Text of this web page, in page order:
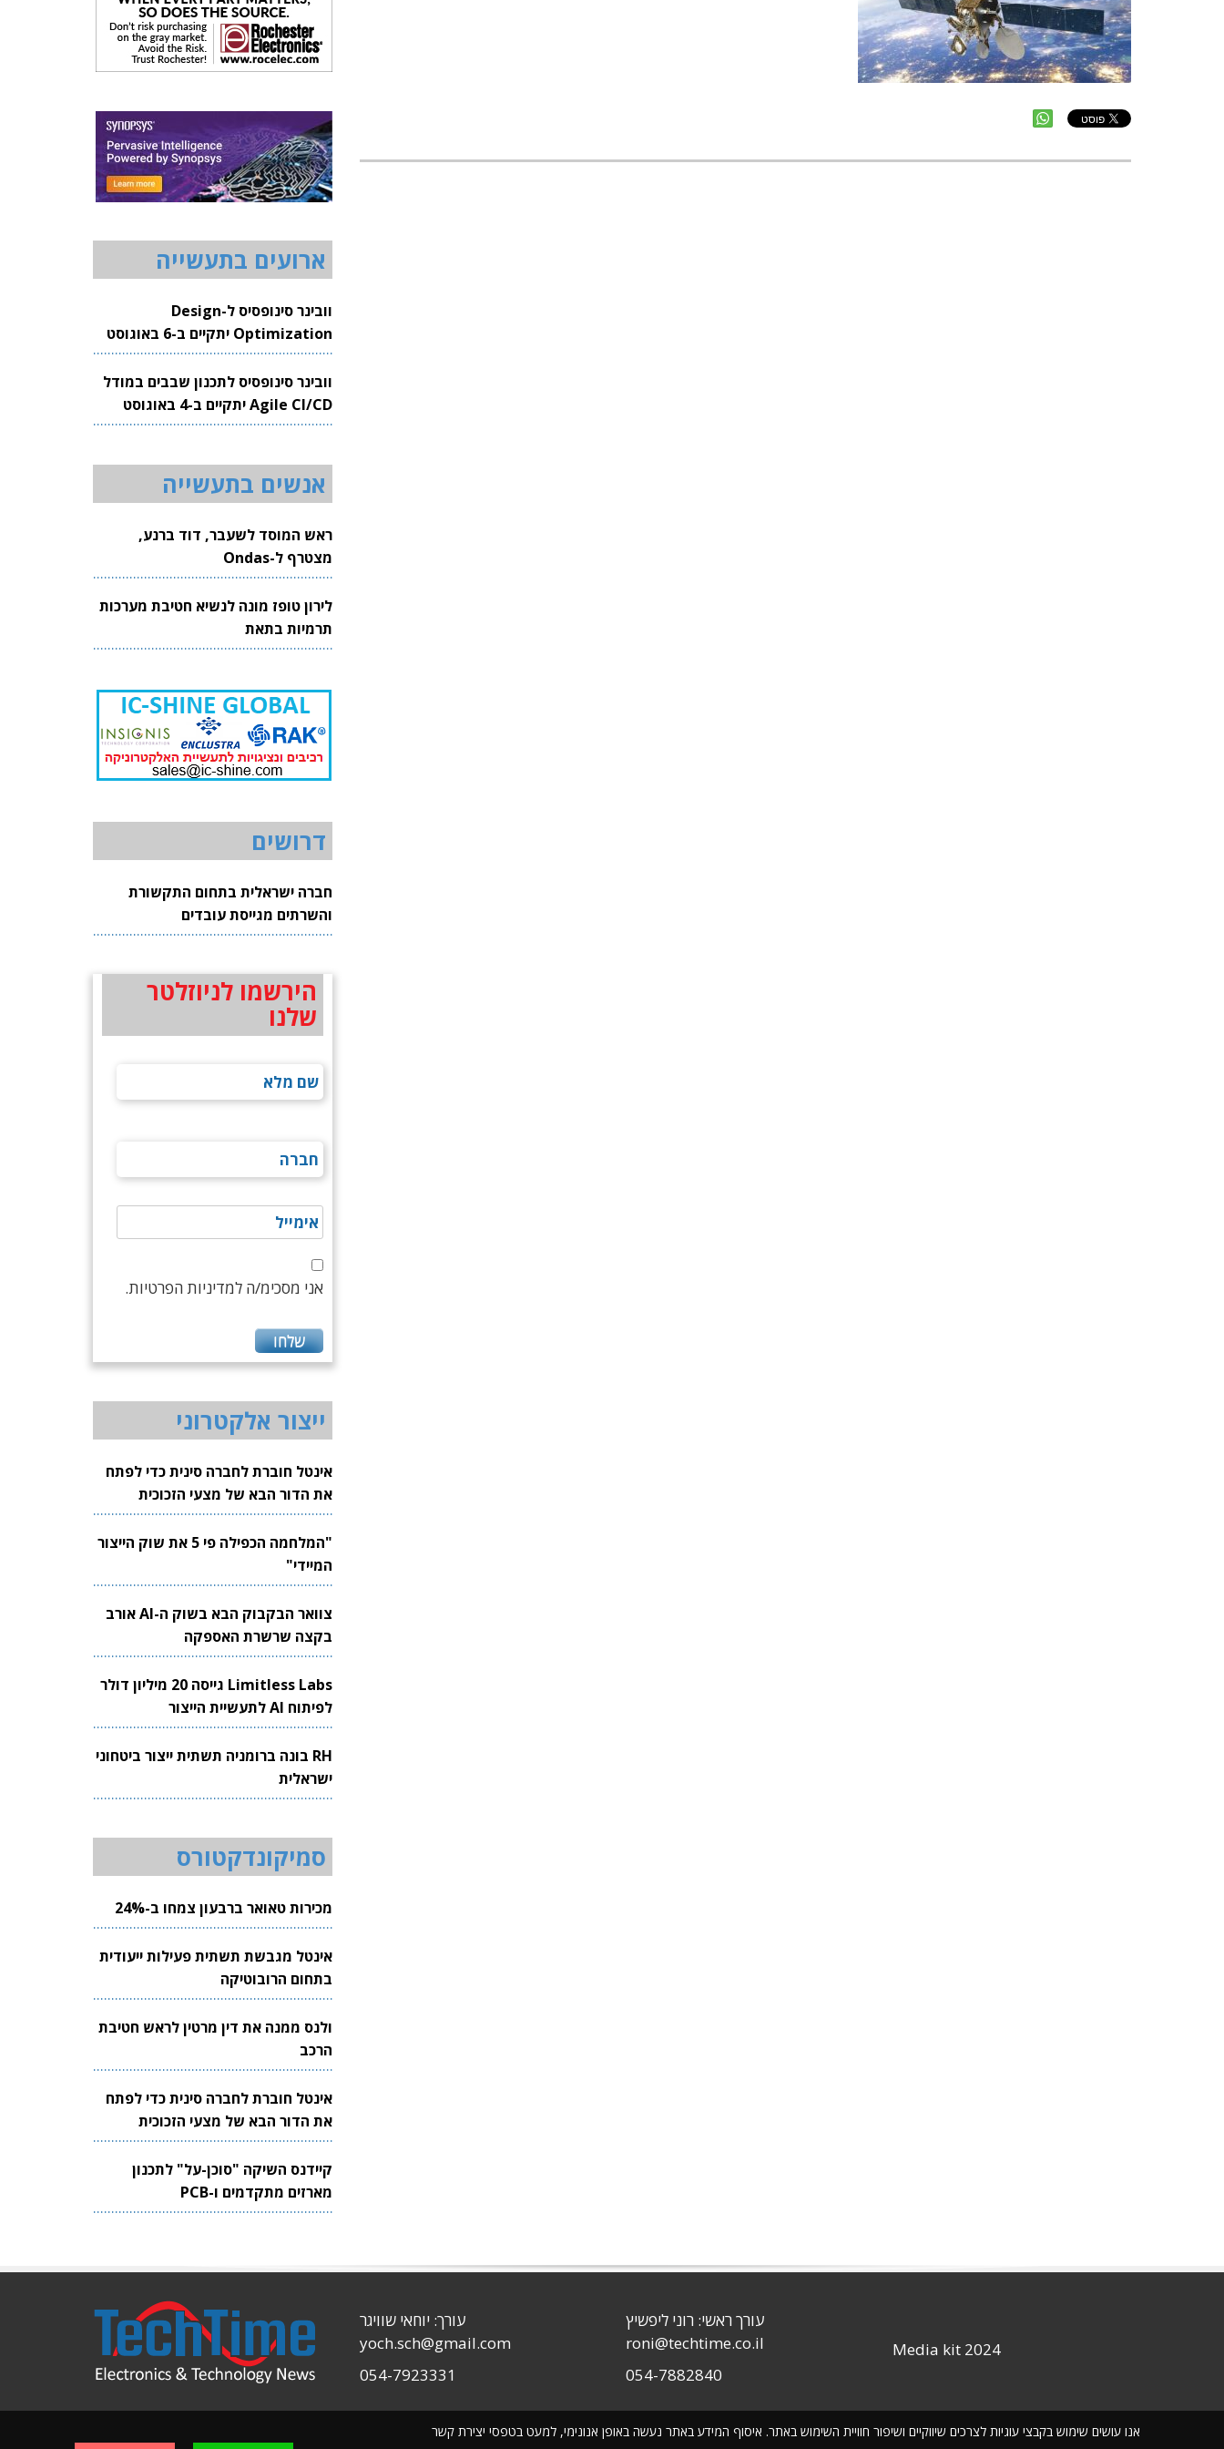
ארועים בתעשייה
וובינר סינופסיס ל-Design
Optimization יתקיים ב-6 באוגוסט
2026
וובינר סינופסיס לתכנון שבבים במודל
Agile CI/CD יתקיים ב-4 באוגוסט
2026
אנשים בתעשייה
ראש המוסד לשעבר, דוד ברנע,
מצטרף ל-Ondas
לירון טופז מונה לנשיא חטיבת מערכות
תרמיות בתאת
דרושים
חברה ישראלית בתחום התקשורת
והשרתים מגייסת עובדים
הירשמו לניוזלטר
שלנו
אני מסכימ/ה למדיניות הפרטיות.
ייצור אלקטרוני
אינטל חוברת לחברה סינית כדי לפתח
את הדור הבא של מצעי הזכוכית
לשבבים
"המלחמה הכפילה פי 5 את שוק הייצור
המיידי"
צוואר הבקבוק הבא בשוק ה-AI אורב
בקצה שרשרת האספקה
Limitless Labs גייסה 20 מיליון דולר
לפיתוח AI לתעשיית הייצור
RH בונה ברומניה תשתית ייצור ביטחוני
ישראלית
סמיקונדקטורס
מכירות טאואר ברבעון צמחו ב-24%
אינטל מגבשת תשתית פעילות ייעודית
בתחום הרובוטיקה
ולנס ממנה את דין מרטין לראש חטיבת
הרכב
אינטל חוברת לחברה סינית כדי לפתח
את הדור הבא של מצעי הזכוכית
לשבבים
קיידנס השיקה "סוכן-על" לתכנון
מארזים מתקדמים ו-PCB
אנו עושים שימוש בקבצי עוגיות לצרכים שיווקיים ושיפור חוויית השימוש באתר. איסוף המידע באתר נעשה באופן אנונימי, למעט בטפסי יצירת קשר
Media kit 2024
עורך ראשי: רוני ליפשיץ
roni@techtime.co.il
054-7882840
עורך: יוחאי שוויגר
yoch.sch@gmail.com
054-7923331